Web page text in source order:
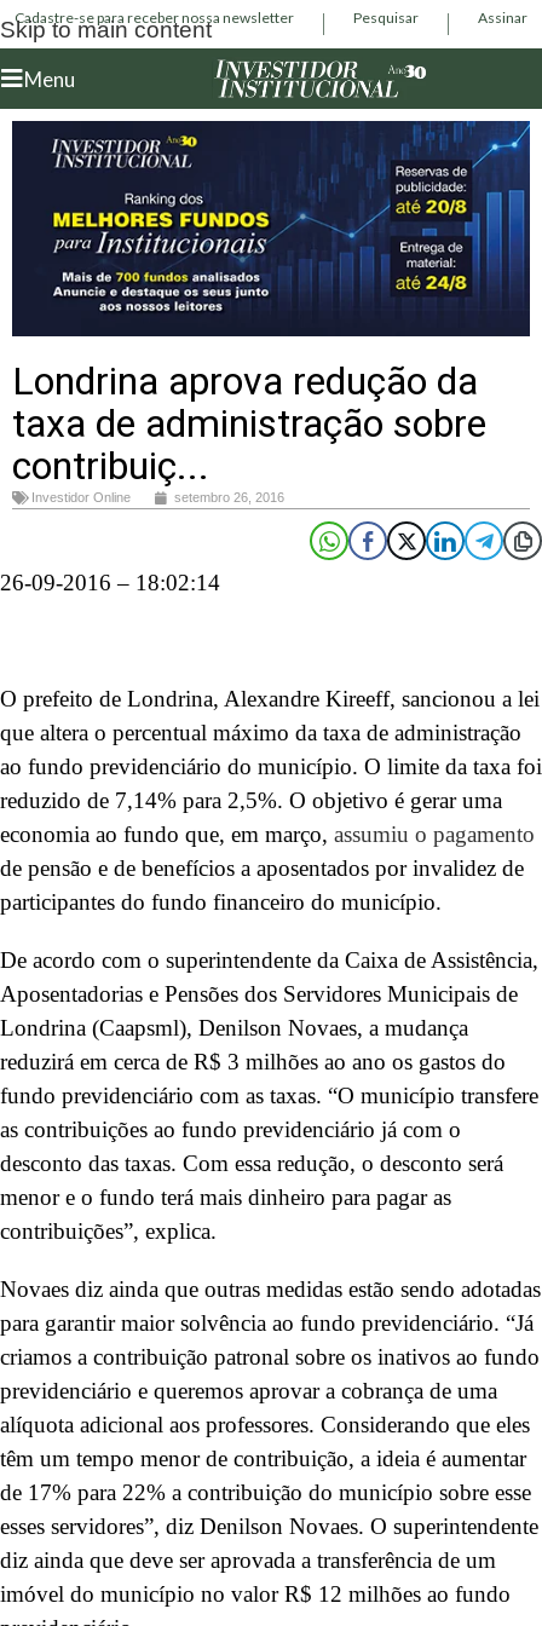
Skip to main content
Cadastre-se para receber nossa newsletter Pesquisar Assinar
Menu
Londrina aprova redução da
taxa de administração sobre
contribuiç...
Investidor Online setembro 26, 2016
26-09-2016 – 18:02:14
O prefeito de Londrina, Alexandre Kireeff, sancionou a lei
que altera o percentual máximo da taxa de administração
ao fundo previdenciário do município. O limite da taxa foi
reduzido de 7,14% para 2,5%. O objetivo é gerar uma
economia ao fundo que, em março, assumiu o pagamento
de pensão e de benefícios a aposentados por invalidez de
participantes do fundo financeiro do município.
De acordo com o superintendente da Caixa de Assistência,
Aposentadorias e Pensões dos Servidores Municipais de
Londrina (Caapsml), Denilson Novaes, a mudança
reduzirá em cerca de R$ 3 milhões ao ano os gastos do
fundo previdenciário com as taxas. “O município transfere
as contribuições ao fundo previdenciário já com o
desconto das taxas. Com essa redução, o desconto será
menor e o fundo terá mais dinheiro para pagar as
contribuições”, explica.
Novaes diz ainda que outras medidas estão sendo adotadas
para garantir maior solvência ao fundo previdenciário. “Já
criamos a contribuição patronal sobre os inativos ao fundo
previdenciário e queremos aprovar a cobrança de uma
alíquota adicional aos professores. Considerando que eles
têm um tempo menor de contribuição, a ideia é aumentar
de 17% para 22% a contribuição do município sobre esse
esses servidores”, diz Denilson Novaes. O superintendente
diz ainda que deve ser aprovada a transferência de um
imóvel do município no valor R$ 12 milhões ao fundo